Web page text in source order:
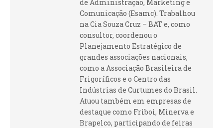
de Administração, Marketing e
Comunicação (Esamc). Trabalhou
na Cia Souza Cruz – BAT e, como
consultor, coordenou o
Planejamento Estratégico de
grandes associações nacionais,
como a Associação Brasileira de
Frigoríficos e o Centro das
Indústrias de Curtumes do Brasil.
Atuou também em empresas de
destaque como Friboi, Minerva e
Brapelco, participando de feiras